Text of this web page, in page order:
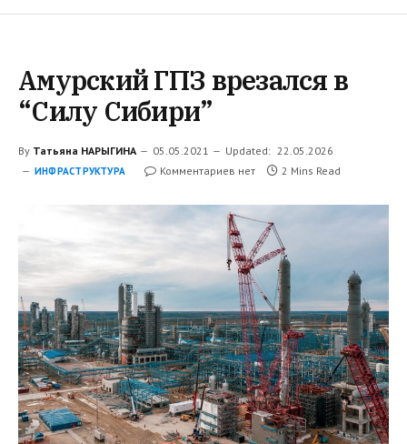
Амурский ГПЗ врезался в
“Силу Сибири”
By Татьяна НАРЫГИНА 05.05.2021 Updated: 22.05.2026
ИНФРАСТРУКТУРА Комментариев нет 2 Mins Read